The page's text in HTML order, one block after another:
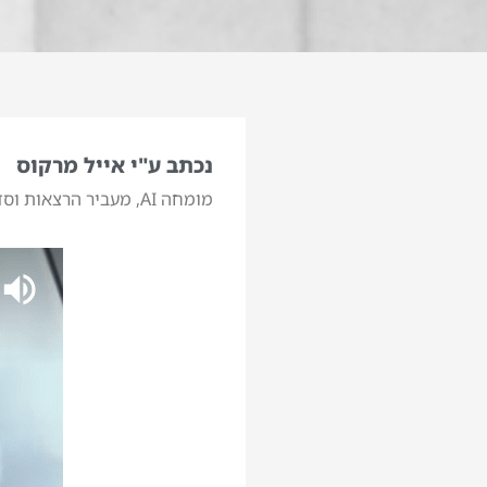
נכתב ע"י אייל מרקוס
מומחה AI, מעביר הרצאות וסדנאות בינה מלאכותית. המרצה המוביל בישראל לבינה מלאכותית.